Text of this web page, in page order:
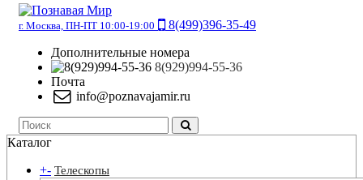
г. Москва, ПН-ПТ 10:00-19:00
8(499)396-35-49
Дополнительные номера
8(929)994-55-36
Почта
info@poznavajamir.ru
Каталог
+- Телескопы